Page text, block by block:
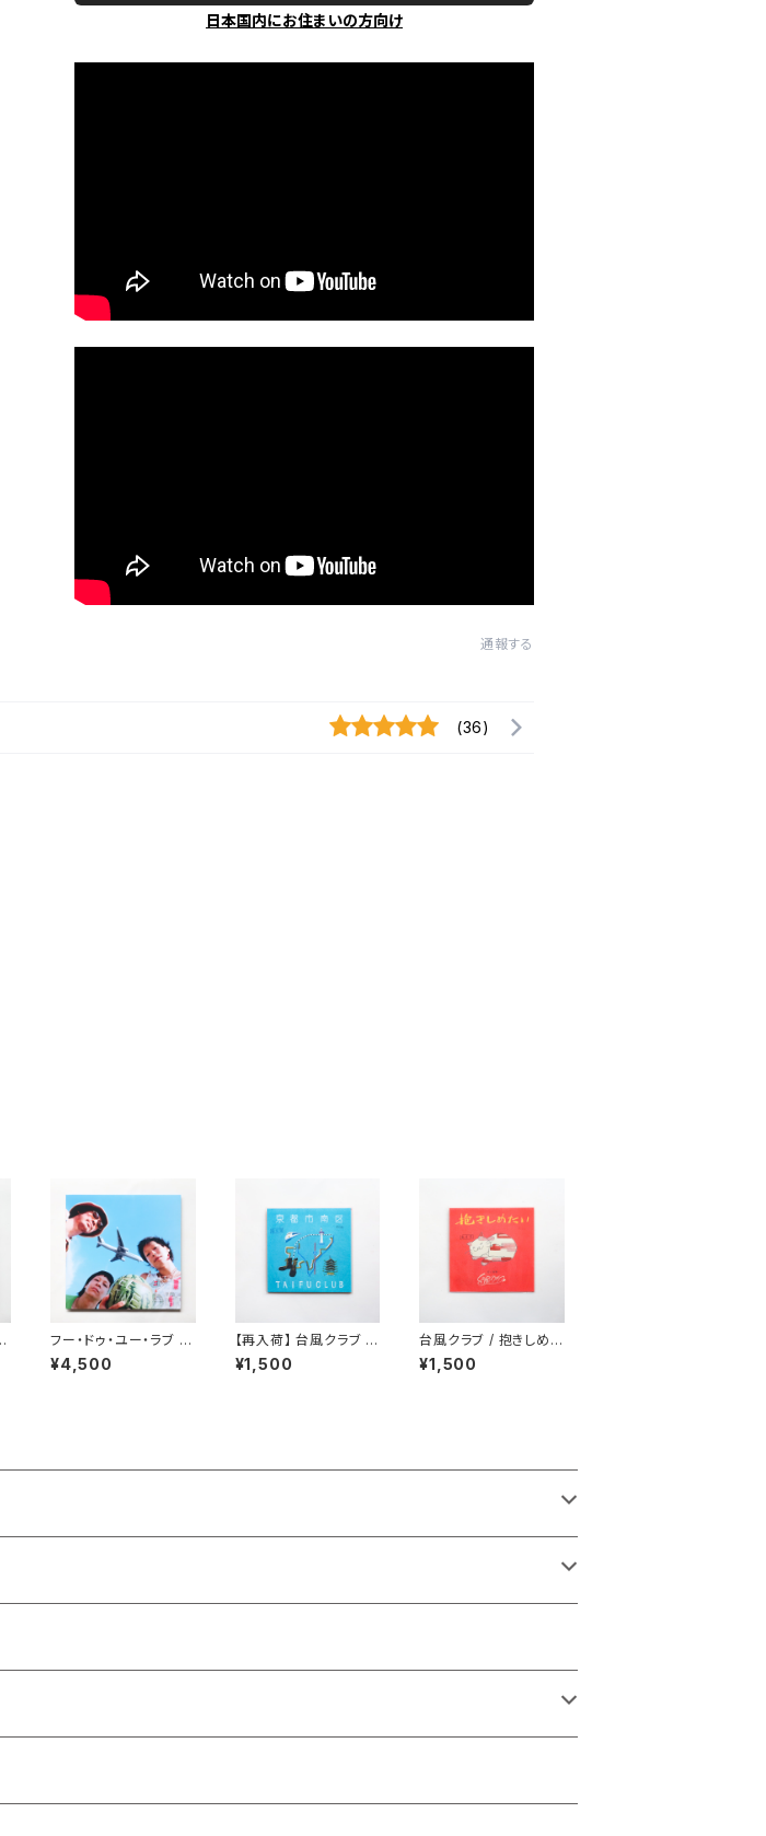
日本国内にお住まいの方向け
通報する
(36)
フー・ドゥ・ユー・ラブ /
We Don't Know Wha
t Love Is
¥4,500
【再入荷】 台風クラブ /
京都市南区 （7inch）
¥1,500
台風クラブ / 抱きしめた
い （7inch）
¥1,500